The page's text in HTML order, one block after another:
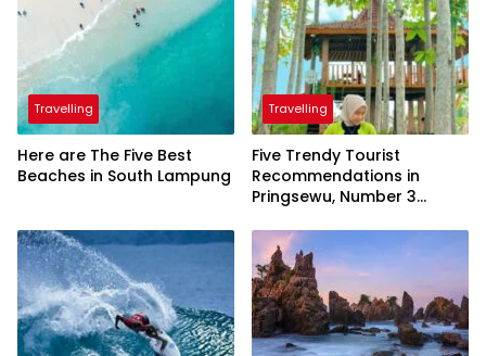
Travelling
Here are The Five Best
Beaches in South Lampung
Travelling
Five Trendy Tourist
Recommendations in
Pringsewu, Number 3
President